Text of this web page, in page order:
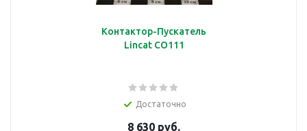
Контактор-Пускатель
Lincat CO111
Достаточно
8 630 руб.